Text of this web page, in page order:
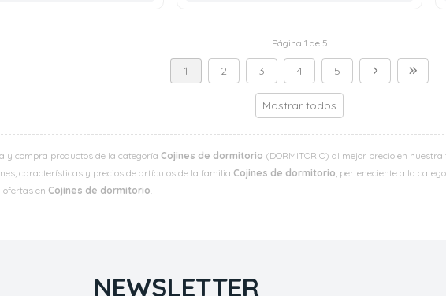
y compra productos de la categoría Cojines de dormitorio (DORMITORIO) al mejor precio en
características y precios de artículos de la familia Cojines de dormitorio, perteneciente a la
ofertas en Cojines de dormitorio.
Página 1 de 5
1 2 3 4 5
Mostrar todos
NEWSLETTER